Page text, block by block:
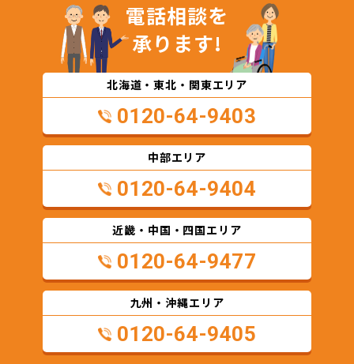
電話相談を
承ります!
北海道・東北・関東エリア
0120-64-9403
中部エリア
0120-64-9404
近畿・中国・四国エリア
0120-64-9477
九州・沖縄エリア
0120-64-9405